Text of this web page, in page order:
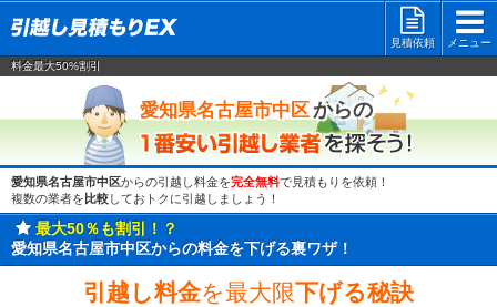
見積依頼
メニュー
料金最大50%割引
愛知県名古屋市中区からの
愛知県名古屋市中区からの引越し料金を完全無料で見積もりを依頼！
複数の業者を 比較しておトクに引越しましょう！
最大50％も割引！？
愛知県名古屋市中区からの料金を下げる裏ワザ！
引越し料金を最大限下げる秘訣